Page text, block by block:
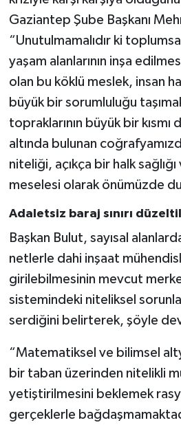
Gaziantep Şube Başkanı
“Unutulmamalıdır ki
yaşam alanlarının inşa
olan bu köklü meslek, insan
büyük bir sorumluluğu
topraklarının büyük bir
altında bulunan
niteliği, açıkça bir halk
meselesi olarak önümüzde
Adaletsiz baraj sınırı
Başkan Bulut, sayısal
netlerle dahi inşaat
girilebilmesinin mevcut
sistemindeki niteliksel
serdiğini belirterek, şöyle
“Matematiksel ve bilimsel
bir taban üzerinden nitelikli
yetiştirilmesini beklemek
gerçeklerle
Yemek